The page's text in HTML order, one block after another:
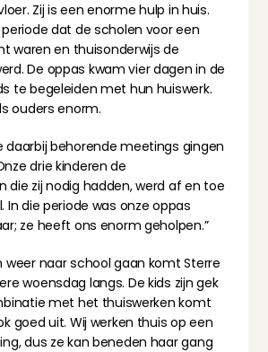
Zij is een enorme hulp in huis.
dat de scholen voor een
waren en thuisonderwijs de
De oppas kwam vier dagen in de
te begeleiden met hun huiswerk.
ouders enorm.
daarbij behorende meetings gingen
drie kinderen de
die zij nodig hadden, werd af en toe
In die periode was onze oppas
ze heeft ons enorm geholpen.”
weer naar school gaan komt Sterre
woensdag langs. De kids zijn gek
met het thuiswerken komt
goed uit. Wij werken thuis op een
dus ze kan beneden haar gang